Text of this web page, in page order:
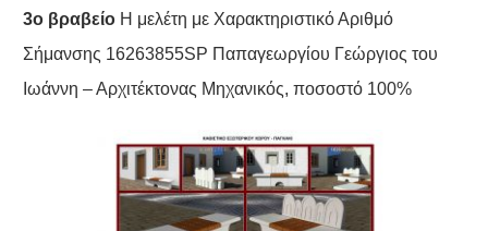
3ο βραβείοΗ μελέτη με Χαρακτηριστικό Αριθμό
Σήμανσης 16263855SP Παπαγεωργίου Γεώργιος του
Ιωάννη – Αρχιτέκτονας Μηχανικός, ποσοστό 100%